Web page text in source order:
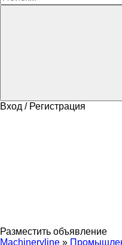
Вход / Регистрация
Разместить объявление
Machineryline »